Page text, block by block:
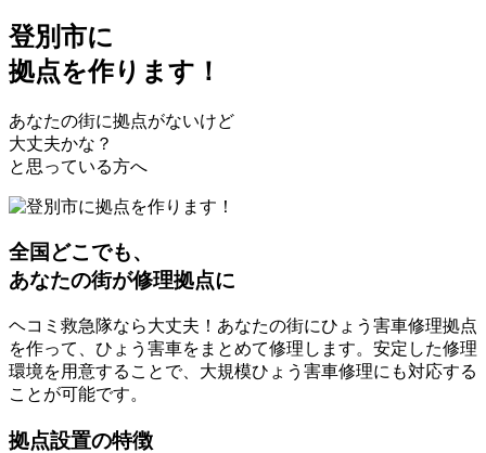
登別市に
拠点を作ります！
あなたの街に拠点がないけど
大丈夫かな？
と思っている方へ
全国どこでも、
あなたの街が修理拠点に
ヘコミ救急隊なら大丈夫！あなたの街にひょう害車修理拠点
を作って、ひょう害車をまとめて修理します。安定した修理
環境を用意することで、大規模ひょう害車修理にも対応する
ことが可能です。
拠点設置の特徴